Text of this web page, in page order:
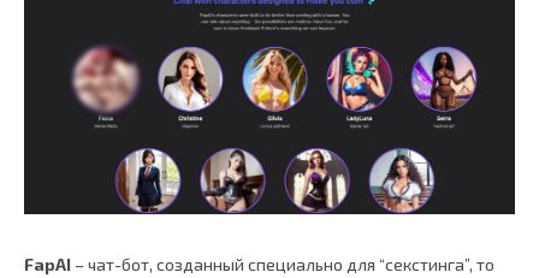
FapAI – чат-бот, созданный специально для “секстинга”, то